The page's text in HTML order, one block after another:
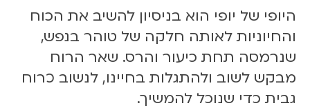
היופי של יופי הוא בניסיון להשיב את הכוח
והחיוניות לאותה חלקה של טוהר בנפש,
שנרמסה תחת כיעור והרס. שאר הרוח
מבקש לשוב ולהתגלות בחיינו, לנשוב כרוח
גבית כדי שנוכל להמשיך.